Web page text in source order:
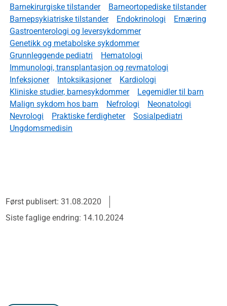
Barnekirurgiske tilstander
Barneortopediske tilstander
Barnepsykiatriske tilstander
Endokrinologi
Ernæring
Gastroenterologi og leversykdommer
Genetikk og metabolske sykdommer
Grunnleggende pediatri
Hematologi
Immunologi, transplantasjon og revmatologi
Infeksjoner
Intoksikasjoner
Kardiologi
Kliniske studier, barnesykdommer
Legemidler til barn
Malign sykdom hos barn
Nefrologi
Neonatologi
Nevrologi
Praktiske ferdigheter
Sosialpediatri
Ungdomsmedisin
Først publisert: 31.08.2020
Siste faglige endring: 14.10.2024